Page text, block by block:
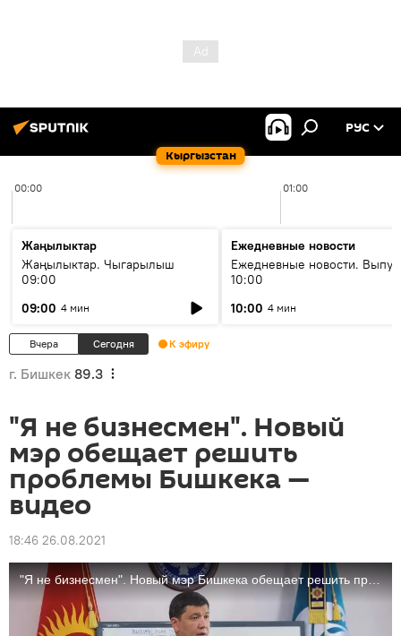
Кыргызстан
РУС
00:00 01:00
Жаңылыктар
Жаңылыктар. Чыгарылыш
09:00
09:00 4 мин
Ежедневные новости
Ежедневные новости.
10:00
10:00 4 мин
Вчера Сегодня К эфиру
г. Бишкек 89.3
"Я не бизнесмен". Новый
мэр обещает решить
проблемы Бишкека —
видео
18:46 26.08.2021